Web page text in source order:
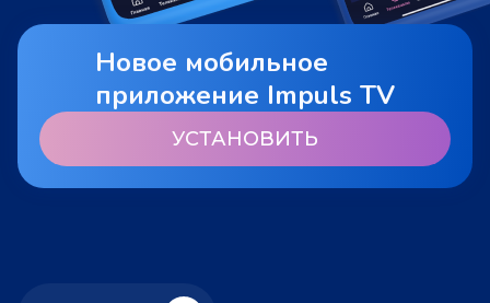
Новое мобильное
приложение Impuls TV
УСТАНОВИТЬ